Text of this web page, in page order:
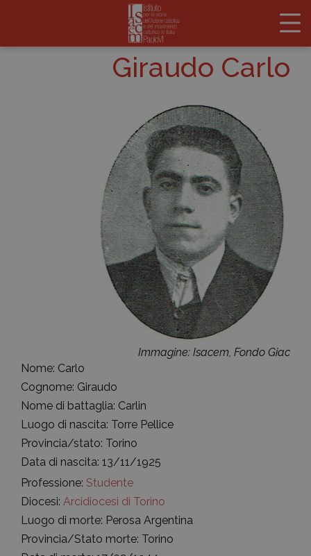
Giraudo Carlo
Immagine: Isacem, Fondo Giac
Nome: Carlo
Cognome: Giraudo
Nome di battaglia: Carlin
Luogo di nascita: Torre Pellice
Provincia/stato: Torino
Data di nascita: 13/11/1925
Professione: Studente
Diocesi:Arcidiocesi di Torino
Luogo di morte: Perosa Argentina
Provincia/Stato morte: Torino